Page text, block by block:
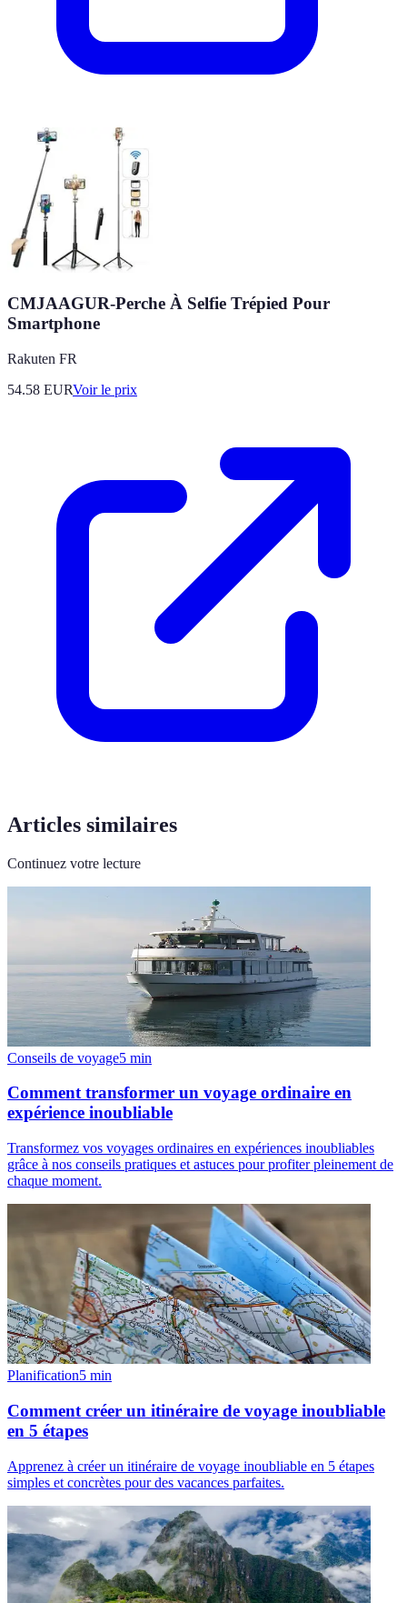
CMJAAGUR-Perche À Selfie Trépied Pour
Smartphone
Rakuten FR
54.58 EURVoir le prix
Articles similaires
Continuez votre lecture
Conseils de voyage5 min
Comment transformer un voyage ordinaire en
expérience inoubliable
Transformez vos voyages ordinaires en expériences inoubliables
grâce à nos conseils pratiques et astuces pour profiter pleinement de
chaque moment.
Planification5 min
Comment créer un itinéraire de voyage inoubliable
en 5 étapes
Apprenez à créer un itinéraire de voyage inoubliable en 5 étapes
simples et concrètes pour des vacances parfaites.